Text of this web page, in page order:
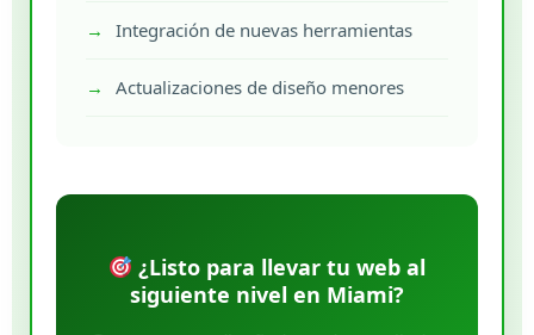
Integración de nuevas herramientas
Actualizaciones de diseño menores
¿Listo para llevar tu web al
siguiente nivel en Miami?